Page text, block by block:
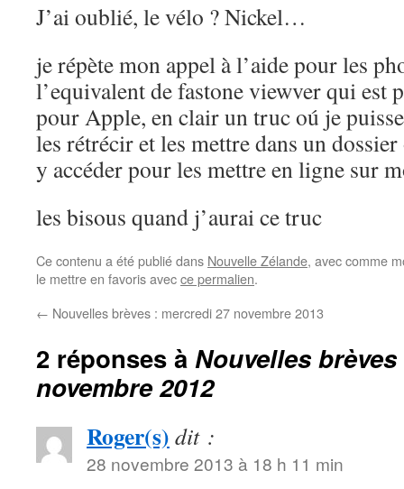
J’ai oublié, le vélo ? Nickel…
je répète mon appel à l’aide pour les
l’equivalent de fastone viewver qui est
pour Apple, en clair un truc oú je
les rétrécir et les mettre dans un
y accéder pour les mettre en ligne sur
les bisous quand j’aurai ce truc
Ce contenu a été publié dans Nouvelle Zélande, avec comme
le mettre en favoris avecce permalien.
← Nouvelles brèves : mercredi 27 novembre 2013
2 réponses à Nouvelles
novembre 2012
Roger(s) dit :
28 novembre 2013 à 18 h 11 min